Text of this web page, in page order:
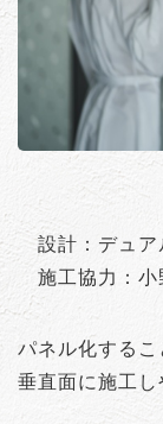
設計：デュア
施工協力：小
パネル化する
垂直面に施工し